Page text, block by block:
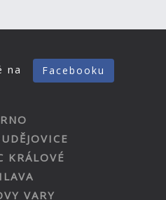
na Facebooku
KRÁLOVÉ
VARY